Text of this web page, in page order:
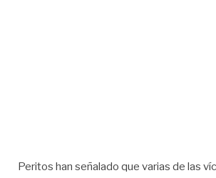
Peritos han señalado que varias de las